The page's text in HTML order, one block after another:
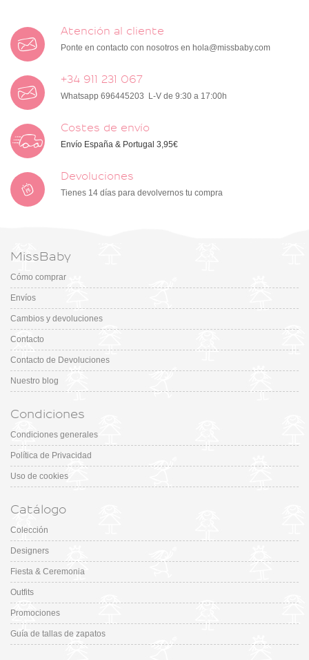
Atención al cliente
Ponte en contacto con nosotros en hola@missbaby.com
+34 911 231 067
Whatsapp 696445203 L-V de 9:30 a 17:00h
Costes de envío
Envío España & Portugal 3,95€
Devoluciones
Tienes 14 días para devolvernos tu compra
MissBaby
Cómo comprar
Envíos
Cambios y devoluciones
Contacto
Contacto de Devoluciones
Nuestro blog
Condiciones
Condiciones generales
Política de Privacidad
Uso de cookies
Catálogo
Colección
Designers
Fiesta & Ceremonia
Outfits
Promociones
Guía de tallas de zapatos